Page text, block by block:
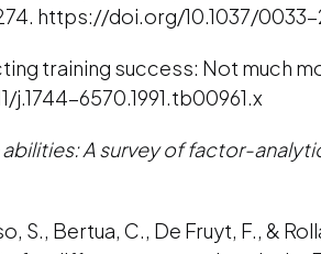
https://doi.org/10.1037/0033-
training success: Not much
j.1744-6570.1991.tb00961.x
A survey of factor-
S., Bertua, C., De Fruyt, F., &